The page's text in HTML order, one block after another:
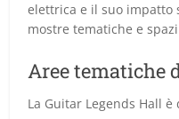
elettrica e il suo impatto
mostre tematiche e
Aree tematiche
La Guitar Legends Hall